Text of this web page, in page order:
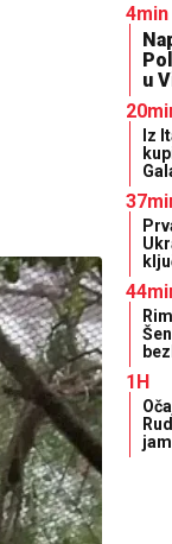
4min
u
Iz
1H